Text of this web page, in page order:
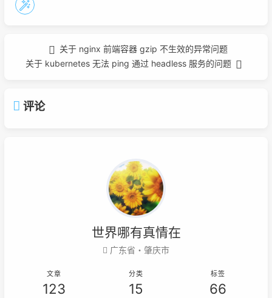
关于 nginx 前端容器 gzip 不生效的异常问题
关于 kubernetes 无法 ping 通过 headless 服务的问题
评论
世界哪有真情在
广东省・肇庆市
文章
123
分类
15
标签
66